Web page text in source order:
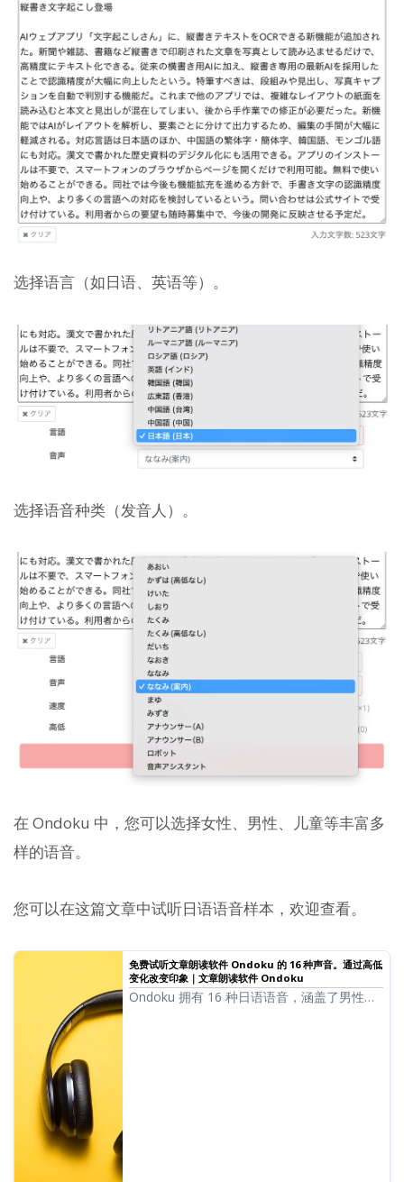
选择语言（如日语、英语等）。
选择语音种类（发音人）。
在 Ondoku 中，您可以选择女性、男性、儿童等丰富多
样的语音。
您可以在这篇文章中试听日语语音样本，欢迎查看。
免费试听文章朗读软件 Ondoku 的 16 种声音。通过高低
变化改变印象｜文章朗读软件 Ondoku
Ondoku 拥有 16 种日语语音，涵盖了男性和